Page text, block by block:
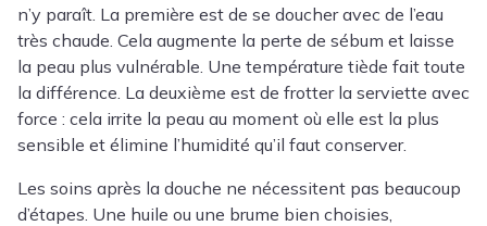
n’y paraît. La première est de se doucher avec de l’eau
très chaude. Cela augmente la perte de sébum et laisse
la peau plus vulnérable. Une température tiède fait toute
la différence. La deuxième est de frotter la serviette avec
force : cela irrite la peau au moment où elle est la plus
sensible et élimine l’humidité qu’il faut conserver.
Les soins après la douche ne nécessitent pas beaucoup
d’étapes. Une huile ou une brume bien choisies,